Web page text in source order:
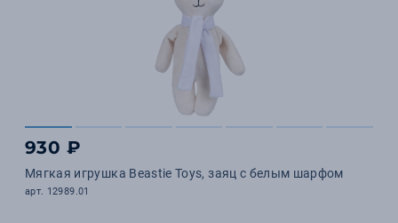
930 ₽
Мягкая игрушка Beastie Toys, заяц с белым шарфом
арт. 12989.01